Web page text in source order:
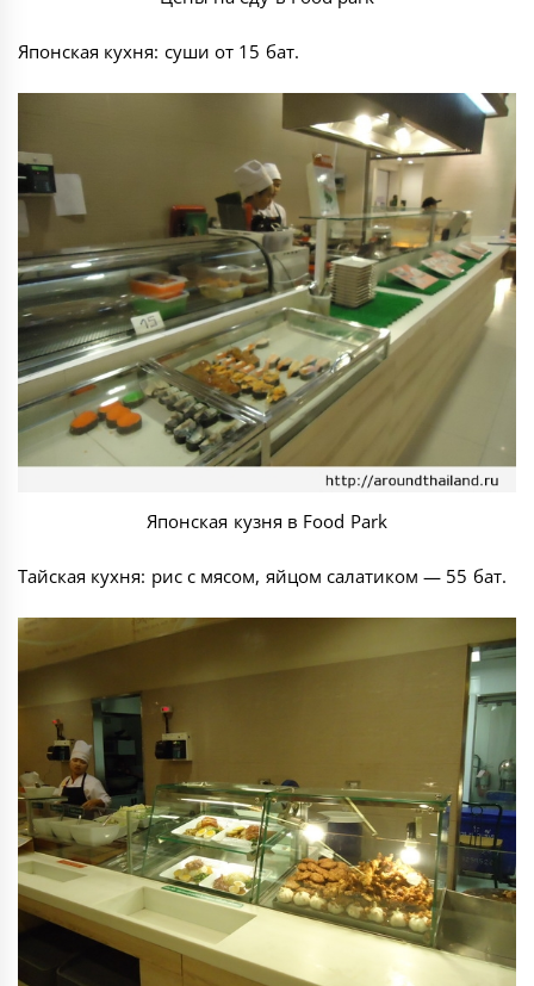
Японская кухня: суши от 15 бат.
Японская кузня в Food Park
Тайская кухня: рис с мясом, яйцом салатиком — 55 бат.